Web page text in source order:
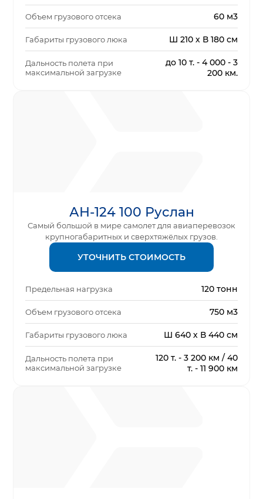
Объем грузового отсека 60 м3
Габариты грузового люка Ш 210 х В 180 см
Дальность полета при
максимальной загрузке
до 10 т. - 4 000 - 3
200 км.
АН-124 100 Руслан
Самый большой в мире самолет для авиаперевозок
крупногабаритных и сверхтяжёлых грузов.
УТОЧНИТЬ СТОИМОСТЬ
Предельная нагрузка 120 тонн
Объем грузового отсека 750 м3
Габариты грузового люка Ш 640 х В 440 см
Дальность полета при
максимальной загрузке
120 т. - 3 200 км / 40
т. - 11 900 км